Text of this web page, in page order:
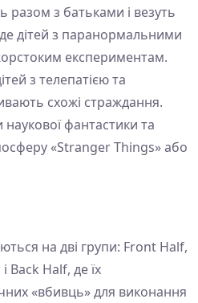
разом з батьками і везуть
дітей з паранормальними
експериментам.
з телепатією та
схожі страждання.
фантастики та
«Stranger Things» або
на дві групи: Front Half,
Back Half, де їх
«вбивць» для виконання